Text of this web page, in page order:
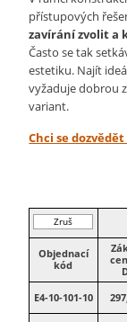
přístupových
zavírání zvolit a
Často se tak
estetiku. Najít
vyžaduje dobrou
variant.
Chci se
Zruš
filtr
Objednací
kód
E4-10-101-10